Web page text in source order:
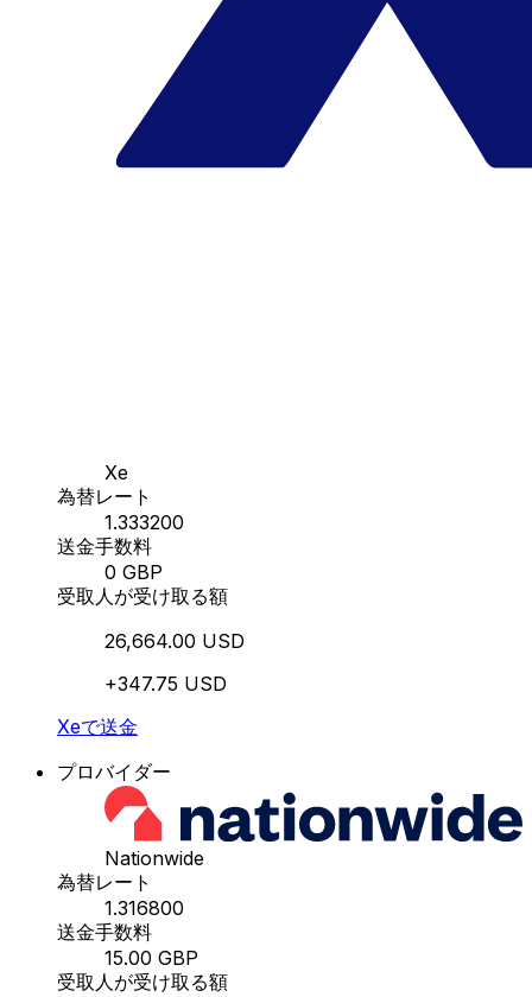
Xe
為替レート
1.333200
送金手数料
0 GBP
受取人が受け取る額
26,664.00 USD
+347.75 USD
Xeで送金
プロバイダー
Nationwide
為替レート
1.316800
送金手数料
15.00 GBP
受取人が受け取る額